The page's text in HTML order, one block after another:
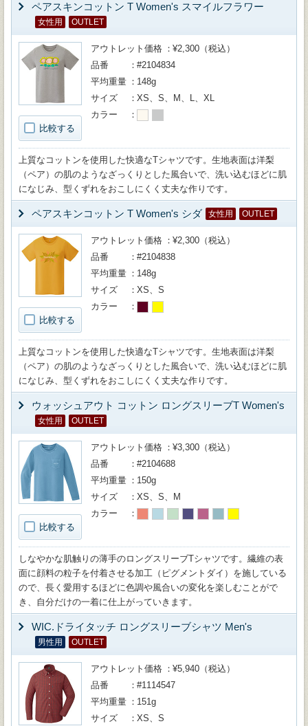
ペアスキンコットン T Women's スマイルフラワー
女性用 OUTLET
比較する
アウトレット価格
¥2,300（税込）
品番
#2104834
平均重量
148g
サイズ
XS、S、M、L、XL
カラー
上質なコットンを使用した快適なTシャツです。生地表面は洋梨
（ペア）の肌のようなざっくりとした風合いで、洗い込むほどに肌
になじみ、型くずれをおこしにくく丈夫な作りです。
ペアスキンコットン T Women's シダ 女性用 OUTLET
比較する
アウトレット価格
¥2,300（税込）
品番
#2104838
平均重量
148g
サイズ
XS、S
カラー
上質なコットンを使用した快適なTシャツです。生地表面は洋梨
（ペア）の肌のようなざっくりとした風合いで、洗い込むほどに肌
になじみ、型くずれをおこしにくく丈夫な作りです。
ウォッシュアウト コットン ロングスリーブT Women's
女性用 OUTLET
比較する
アウトレット価格
¥3,300（税込）
品番
#2104688
平均重量
150g
サイズ
XS、S、M
カラー
しなやかな肌触りの薄手のロングスリーブTシャツです。繊維の表
面に顔料の粒子を付着させる加工（ピグメントダイ）を施している
ので、長く愛用するほどに色調や風合いの変化を楽しむことがで
き、自分だけの一着に仕上がっていきます。
WIC.ドライタッチ ロングスリーブシャツ Men's
男性用 OUTLET
アウトレット価格
¥5,940（税込）
品番
#1114547
平均重量
151g
サイズ
XS、S